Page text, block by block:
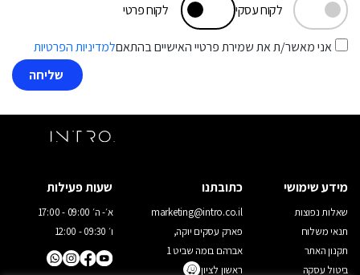
לקוח עסקי לקוח פרטי
אני מאשר/ת את שמירת פרטיי האישיים בהתאםלמדיניות הפרטיות
מידע שימושי
שאלות נפוצות
תנאי משלוח
תקנון האתר
ביטול עסקה
שעות פעילות
א׳- ה׳ 09:00 - 17:00
ו׳ 09:30 - 12:00
כתובתנו
marketing@intro.co.il
פארק עסקים יוקה,
אברהם בומה שביט 1
ראשון לציון